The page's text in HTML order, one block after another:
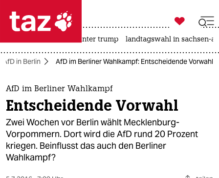
 taz zahl ich
taz zahl ich
themen
politik
öko
gesellschaft

taz zahl ich
usa unter trump landtagswahl in sachsen-
AfD in Berlin AfD im Berliner Wahlkampf: Entscheidende Vorwahl
AfD im Berliner Wahlkampf
Entscheidende Vorwahl
Zwei Wochen vor Berlin wählt Mecklenburg-
Vorpommern. Dort wird die AfD rund 20 Prozent
kriegen. Beinflusst das auch den Berliner
Wahlkampf?